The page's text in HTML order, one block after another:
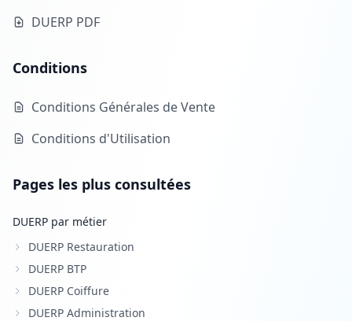
DUERP PDF
Conditions
Conditions Générales de Vente
Conditions d'Utilisation
Pages les plus consultées
DUERP par métier
DUERP Restauration
DUERP BTP
DUERP Coiffure
DUERP Administration